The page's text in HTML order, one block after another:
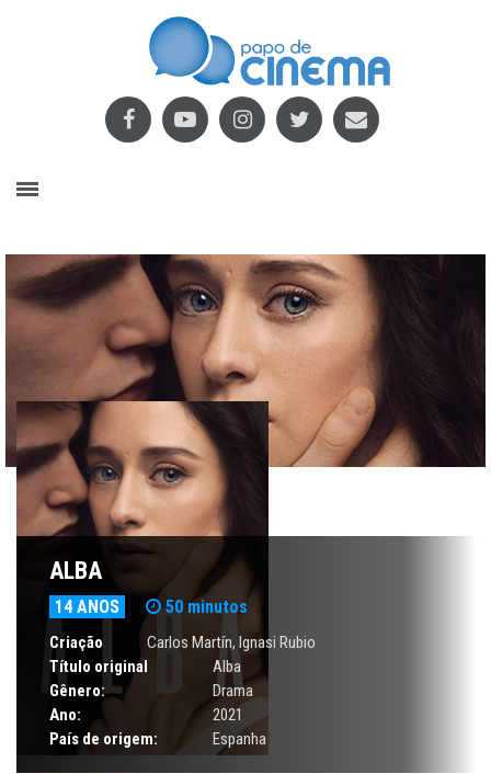
ALBA
14 ANOS 50 minutos
Criação
Carlos Martín, Ignasi Rubio
Título original
Alba
Gênero:
Drama
Ano:
2021
País de origem:
Espanha